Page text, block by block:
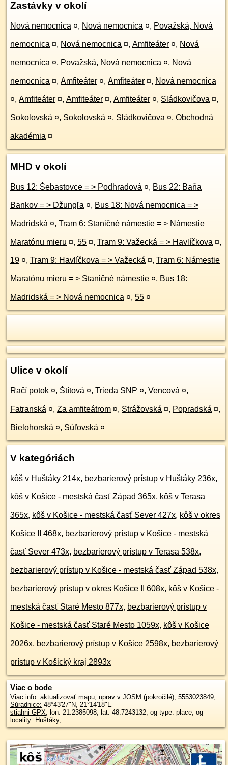
Zastávky v okolí
Nová nemocnica ¤, Nová nemocnica ¤, Považská, Nová
nemocnica ¤, Nová nemocnica ¤, Amfiteáter ¤, Nová
nemocnica ¤, Považská, Nová nemocnica ¤, Nová
nemocnica ¤, Amfiteáter ¤, Amfiteáter ¤, Nová nemocnica
¤, Amfiteáter ¤, Amfiteáter ¤, Amfiteáter ¤, Sládkovičova ¤,
Sokolovská ¤, Sokolovská ¤, Sládkovičova ¤, Obchodná
akadémia ¤
MHD v okolí
Bus 12: Šebastovce = > Podhradová ¤, Bus 22: Baňa
Bankov = > Džungľa ¤, Bus 18: Nová nemocnica = >
Madridská ¤, Tram 6: Staničné námestie = > Námestie
Maratónu mieru ¤, 55 ¤, Tram 9: Važecká = > Havlíčkova ¤,
19 ¤, Tram 9: Havlíčkova = > Važecká ¤, Tram 6: Námestie
Maratónu mieru = > Staničné námestie ¤, Bus 18:
Madridská = > Nová nemocnica ¤, 55 ¤
Ulice v okolí
Račí potok ¤, Štítová ¤, Trieda SNP ¤, Vencová ¤,
Fatranská ¤, Za amfiteátrom ¤, Strážovská ¤, Popradská ¤,
Bielohorská ¤, Súľovská ¤
V kategóriách
kôš v Huštáky 214x, bezbarierový prístup v Huštáky 236x,
kôš v Košice - mestská časť Západ 365x, kôš v Terasa
365x, kôš v Košice - mestská časť Sever 427x, kôš v okres
Košice II 468x, bezbarierový prístup v Košice - mestská
časť Sever 473x, bezbarierový prístup v Terasa 538x,
bezbarierový prístup v Košice - mestská časť Západ 538x,
bezbarierový prístup v okres Košice II 608x, kôš v Košice -
mestská časť Staré Mesto 877x, bezbarierový prístup v
Košice - mestská časť Staré Mesto 1059x, kôš v Košice
2026x, bezbarierový prístup v Košice 2598x, bezbarierový
prístup v Košický kraj 2893x
Viac o bode
Viac info: aktualizovať mapu, uprav v JOSM (pokročilé), 5553023849,
Súradnice: 48°43'27"N, 21°14'18"E
stiahni GPX, lon: 21.2385098, lat: 48.7243132, og type: place, og
locality: Huštáky,